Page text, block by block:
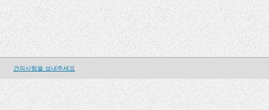
건의사항을 보내주세요